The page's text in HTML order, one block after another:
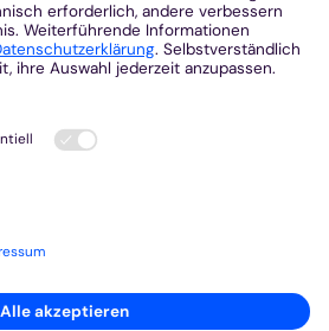
0
aachen.de
aachen.de